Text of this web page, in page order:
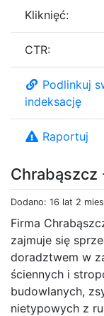
Chrabąszcz
Dodano: 16 lat 2
Firma
zajmuje się
doradztwem w
ściennych i
budowlanych,
nietypowych z
Kliknięć:
CTR:
Podlinkuj
indeksację
Raportuj